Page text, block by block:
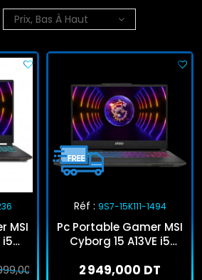
Prix, Bas À Haut
MSI
i5
DT
Réf : 9S7-15K111-1494
Pc Portable Gamer MSI
Cyborg 15 A13VE i5
2 949,000 DT